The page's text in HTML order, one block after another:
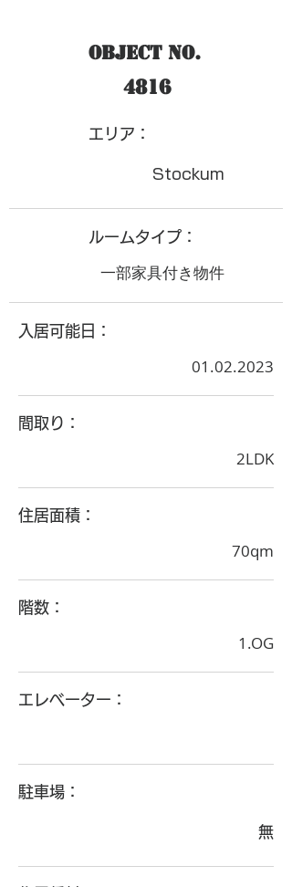
Object No.
4816
​エリア：
Stockum
ルームタイプ：
一部家具付き物件
入居可能日：
01.02.2023
間取り：
2LDK
住居面積：
70qm
階数：
1.OG
エレベーター：
駐車場：
無